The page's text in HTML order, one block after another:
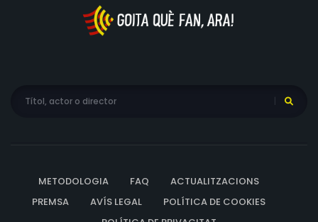
Pratumsiri, Wasin Praipan, Pichai Mitari, Witchapat
Permsaptaweekoon, Roxanne Borski, Phil Meheux, John
Ramchandani, Shivesh Ramchandani, Weeratham
METODOLOGIA FAQ
ACTUALITZACIONS
PREMSA
AVÍS LEGAL
POLÍTICA DE COOKIES